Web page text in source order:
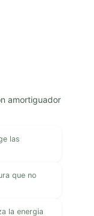
amortiguador
las
que no
la energia